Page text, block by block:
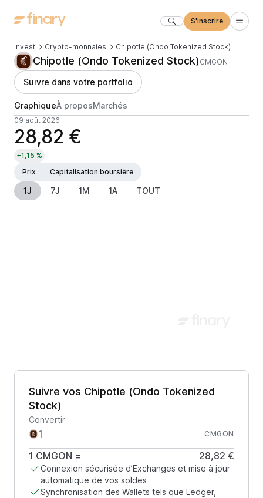
S'inscrire
Invest Crypto-monnaies Chipotle (Ondo Tokenized Stock)
Chipotle (Ondo Tokenized Stock) CMGON
Suivre dans votre portfolio
GraphiqueÀ proposMarchés
09 août 2026
28,82 €
+1,15 %
Prix
Capitalisation boursière
1J 7J 1M 1A TOUT
Suivre vos Chipotle (Ondo Tokenized
Stock)
Convertir
CMGON
1 CMGON = 28,82 €
Connexion sécurisée d’Exchanges et mise à jour
automatique de vos soldes
Synchronisation des Wallets tels que Ledger,